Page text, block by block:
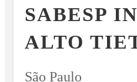
SABESP
ALTO
São Paulo